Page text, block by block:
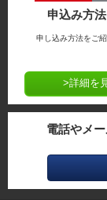
申込み方
申し込み方法をご紹
>詳細を
電話やメ